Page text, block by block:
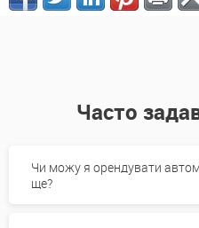
Часто
Чи можу я орендувати
ще?